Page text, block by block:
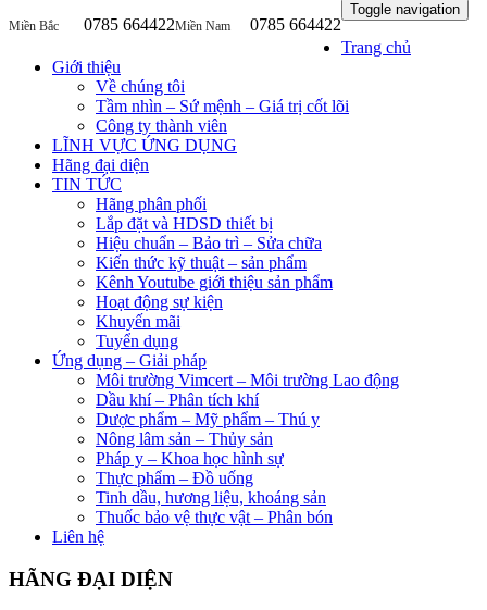
Miền Bắc 0785 664422Miền Nam 0785 664422
Toggle navigation
Trang chủ
Giới thiệu
Về chúng tôi
Tầm nhìn – Sứ mệnh – Giá trị cốt lõi
Công ty thành viên
LĨNH VỰC ỨNG DỤNG
Hãng đại diện
TIN TỨC
Hãng phân phối
Lắp đặt và HDSD thiết bị
Hiệu chuẩn – Bảo trì – Sửa chữa
Kiến thức kỹ thuật – sản phẩm
Kênh Youtube giới thiệu sản phẩm
Hoạt động sự kiện
Khuyến mãi
Tuyển dụng
Ứng dụng – Giải pháp
Môi trường Vimcert – Môi trường Lao động
Dầu khí – Phân tích khí
Dược phẩm – Mỹ phẩm – Thú y
Nông lâm sản – Thủy sản
Pháp y – Khoa học hình sự
Thực phẩm – Đồ uống
Tinh dầu, hương liệu, khoáng sản
Thuốc bảo vệ thực vật – Phân bón
Liên hệ
HÃNG ĐẠI DIỆN